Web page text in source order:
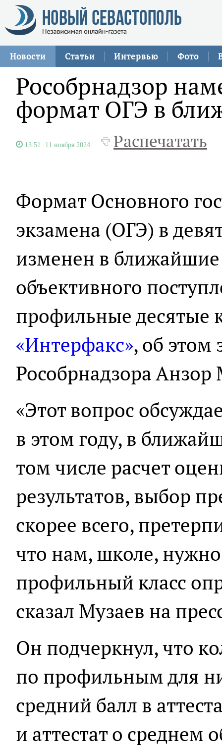
Новости Статьи Интервью Фото
Рособрнадзор
формат ОГЭ в
13:51 11 ноября 2024 Распечатать
Формат Основного
экзамена (ОГЭ) в
изменен в ближайшие
объективного
профильные десятые
«Интерфакс», об этом
Рособрнадзора Анзор
«Этот вопрос
в этом году, в
том числе расчет
результатов, выбор
скорее всего,
что нам, школе,
профильный класс
сказал Музаев на
Он подчеркнул, что
по профильным для
средний балл в
и аттестат о среднем